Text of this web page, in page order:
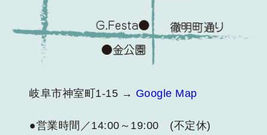
岐阜市神室町1-15 → Google Map
●営業時間／14:00～19:00 (不定休)